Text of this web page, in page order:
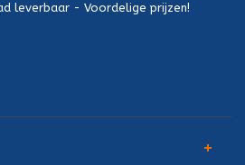
leverbaar - Voordelige prijzen!